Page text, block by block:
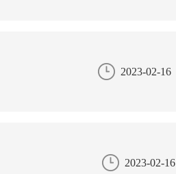
2023-02-16
2023-02-16